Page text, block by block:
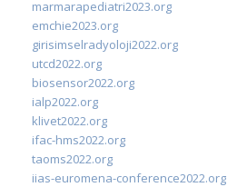
marmarapediatri2023.org
emchie2023.org
girisimselradyoloji2022.org
utcd2022.org
biosensor2022.org
ialp2022.org
klivet2022.org
ifac-hms2022.org
taoms2022.org
iias-euromena-conference2022.org